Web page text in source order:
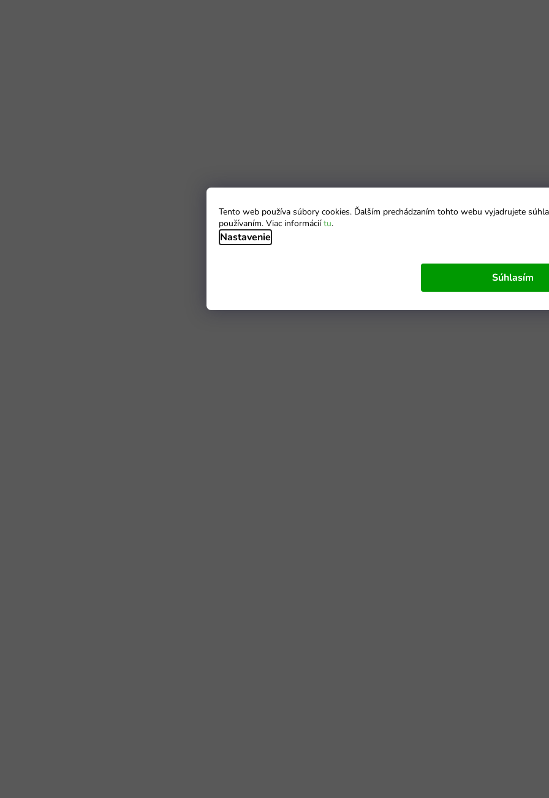
Tento web používa súbory cookies. Ďalším prechádzaním tohto webu vyjadrujete
používaním. Viac informáciítu.
Nastavenie
Súhlasím